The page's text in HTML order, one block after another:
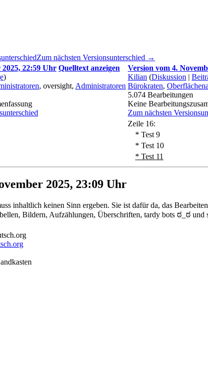
Zum nächsten Versionsunterschied →
22:59 Uhr Quelltext anzeigen
)
, oversight, Administratoren
Version vom 4.
Kilian (Diskussion |
Bürokraten,
5.074 Bearbeitungen
Keine
Zum nächsten
Zeile 16:
* Test 9
* Test 10
* Test 11
2025, 23:09 Uhr
inhaltlich keinen Sinn ergeben. Sie ist dafür da, das
Bildern, Aufzählungen, Überschriften, tardy bots ಠ_ಠ und